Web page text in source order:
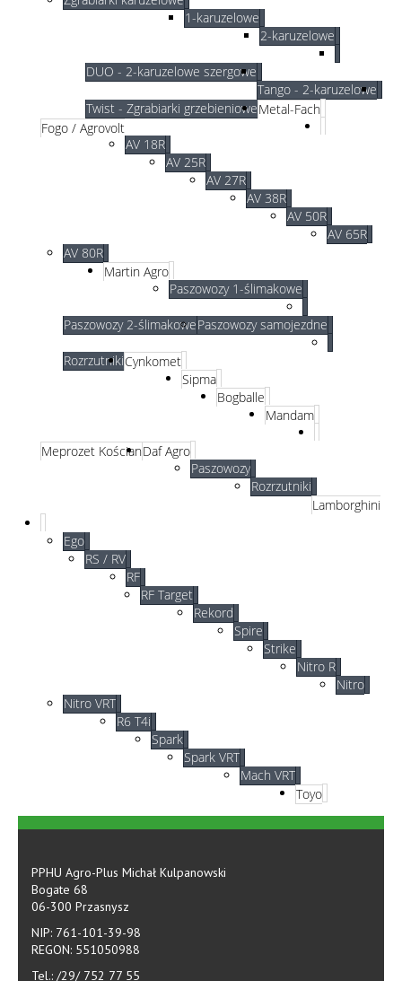
1-karuzelowe
2-karuzelowe
DUO - 2-karuzelowe szergowe
Tango - 2-karuzelowe
Twist - Zgrabiarki grzebienioweMetal-Fach
Fogo / Agrovolt
AV 18R
AV 25R
AV 27R
AV 38R
AV 50R
AV 65R
AV 80R
Martin Agro
Paszowozy 1-ślimakowe
Paszowozy 2-ślimakowePaszowozy samojezdne
RozrzutnikiCynkomet
Sipma
Bogballe
Mandam
Meprozet KościanDaf Agro
Paszowozy
Rozrzutniki
Lamborghini
Ego
RS / RV
RF
RF Target
Rekord
Spire
Strike
Nitro R
Nitro
Nitro VRT
R6 T4i
Spark
Spark VRT
Mach VRT
Toyo
PPHU Agro-Plus Michał Kulpanowski
Bogate 68
06-300 Przasnysz
NIP: 761-101-39-98
REGON: 551050988
Tel.: /29/ 752 77 55